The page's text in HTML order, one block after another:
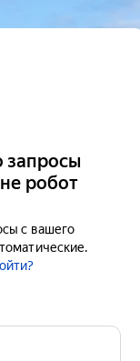
запросы
робот
с вашего